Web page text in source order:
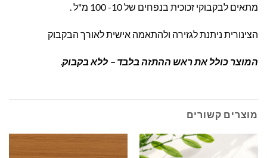
מתאים לבקבוקי זכוכית בנפחים של 10- 100 מ"ל .
הצינורית ניתנת לגזירה ולהתאמה אישית לאורך הבקבוק
המוצר כולל את ראש ההתזה בלבד – ללא בקבוק
מוצרים קשורים